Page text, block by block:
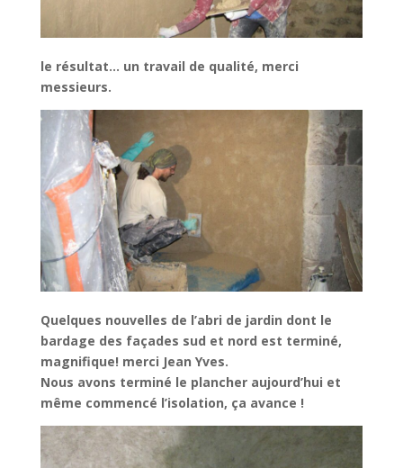
le résultat… un travail de qualité, merci
messieurs.
Quelques nouvelles de l’abri de jardin dont le
bardage des façades sud et nord est terminé,
magnifique! merci Jean Yves.
Nous avons terminé le plancher aujourd’hui et
même commencé l’isolation, ça avance !